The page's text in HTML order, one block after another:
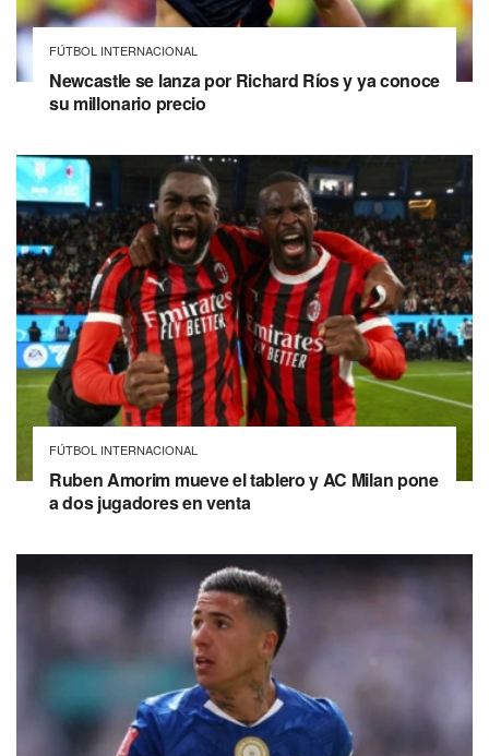
FÚTBOL INTERNACIONAL
Newcastle se lanza por Richard Ríos y ya conoce
su millonario precio
FÚTBOL INTERNACIONAL
Ruben Amorim mueve el tablero y AC Milan pone
a dos jugadores en venta